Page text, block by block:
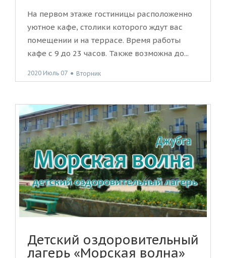
На первом этаже гостиницы расположенно
уютное кафе, столики которого ждут вас
помещении и на террасе. Время работы
кафе с 9 до 23 часов. Также возможна до...
2020 Июль 07 ● Вторник
Детский оздоровительный
лагерь «Морская волна»